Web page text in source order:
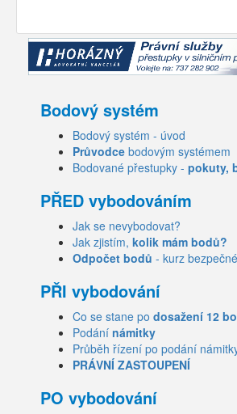
Bodový systém
Bodový systém - úvod
Průvodce bodovým systémem
Bodované přestupky - pokuty,
PŘED vybodováním
Jak se nevybodovat?
Jak zjistím, kolik mám bodů?
Odpočet bodů - kurz
PŘI vybodování
Co se stane po dosažení 12
Podání námitky
Průběh řízení po podání
PRÁVNÍ ZASTOUPENÍ
PO vybodování